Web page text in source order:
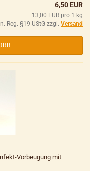
6,50 EUR
13,00 EUR pro 1 kg
Reg. §19 UStG zzgl. Versand
Vorbeugung mit